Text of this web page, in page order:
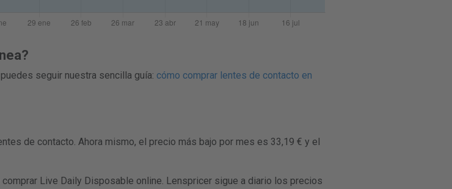
seguir nuestra sencilla guía: cómo comprar lentes de contacto en
de contacto. Ahora mismo, el precio más bajo por mes es 33,19 € y el
Live Daily Disposable online. Lenspricer sigue a diario los precios